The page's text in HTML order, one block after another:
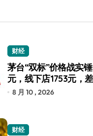
财经
茅台“双标”价格战实
元，线下店1753元，
选谁？
8 月 10 , 2026
财经